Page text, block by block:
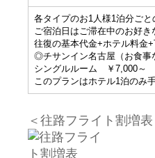
各タイプのお1人様1泊分ごと
ご宿泊日はご滞在中のお好き
往復の基本代金+ホテル料金
◎チサンイン名古屋（お食事
シングルルーム ￥7,000～
このプランはホテル1泊のみ手
＜往路フライト割増表